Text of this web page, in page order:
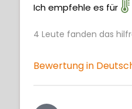
Ich empfehle es für
4 Leute fanden das
Bewertung in